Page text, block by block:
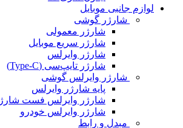
لوازم جانبی موبایل
شارژر گوشی
شارژر معمولی
شارژر سریع موبایل
شارژر وایرلس
شارژر تایپ‌سی (Type-C)
شارژر وایرلس گوشی
پایه شارژر وایرلس
شارژر وایرلس فست شارژ
شارژر وایرلس خودرو
مبدل و رابط